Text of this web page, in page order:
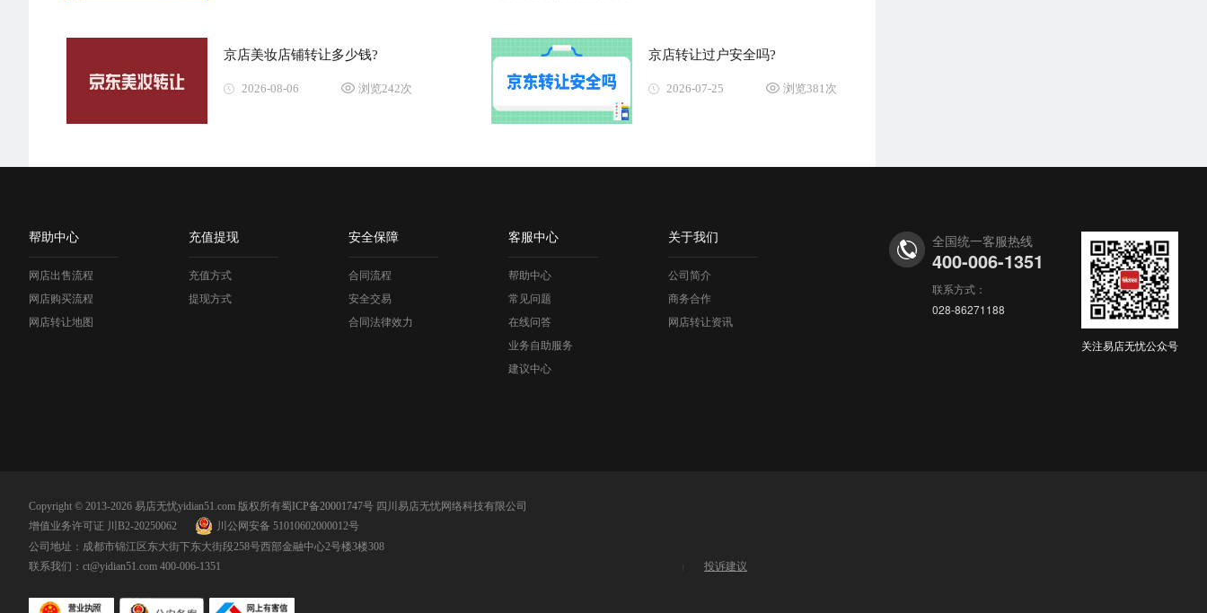
京店美妆店铺转让多少钱?
2026-08-06 浏览242次
京店转让过户安全吗?
2026-07-25 浏览381次
帮助中心
网店出售流程
网店购买流程
网店转让地图
充值提现
充值方式
提现方式
安全保障
合同流程
安全交易
合同法律效力
客服中心
帮助中心
常见问题
在线问答
业务自助服务
建议中心
关于我们
公司简介
商务合作
网店转让资讯
全国统一客服热线
400-006-1351
联系方式：
028-86271188
关注易店无忧公众号
Copyright © 2013-2026 易店无忧yidian51.com 版权所有蜀ICP备20001747号 四川易店无忧网络科技有限公司
增值业务许可证 川B2-20250062
川公网安备 51010602000012号
公司地址：成都市锦江区东大街下东大街段258号西部金融中心2号楼3楼308
联系我们： ct@yidian51.com 400-006-1351 投诉建议